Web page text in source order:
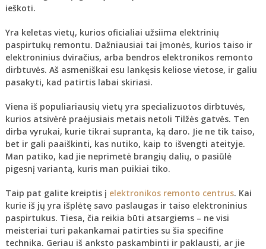
ieškoti.
Yra keletas vietų, kurios oficialiai užsiima elektrinių
paspirtukų remontu. Dažniausiai tai įmonės, kurios taiso ir
elektroninius dviračius, arba bendros elektronikos remonto
dirbtuvės. Aš asmeniškai esu lankęsis keliose vietose, ir galiu
pasakyti, kad patirtis labai skiriasi.
Viena iš populiariausių vietų yra specializuotos dirbtuvės,
kurios atsivėrė praėjusiais metais netoli Tilžės gatvės. Ten
dirba vyrukai, kurie tikrai supranta, ką daro. Jie ne tik taiso,
bet ir gali paaiškinti, kas nutiko, kaip to išvengti ateityje.
Man patiko, kad jie neprimetė brangių dalių, o pasiūlė
pigesnį variantą, kuris man puikiai tiko.
Taip pat galite kreiptis į elektronikos remonto centrus. Kai
kurie iš jų yra išplėtę savo paslaugas ir taiso elektroninius
paspirtukus. Tiesa, čia reikia būti atsargiems – ne visi
meisteriai turi pakankamai patirties su šia specifine
technika. Geriau iš anksto paskambinti ir paklausti, ar jie